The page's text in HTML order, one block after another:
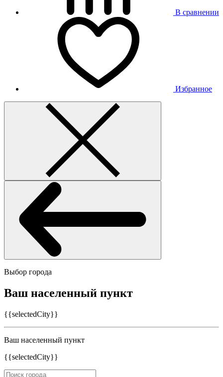
В сравнении
Избранное
Выбор города
Ваш населенный пункт
{{selectedCity}}
Ваш населенный пункт
{{selectedCity}}